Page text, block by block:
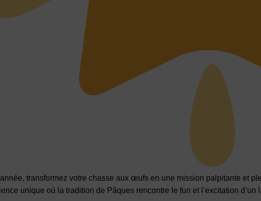
transformez votre chasse aux œufs en une mission palpitante et
unique où la tradition de Pâques rencontre le fun et l’excitation d’un